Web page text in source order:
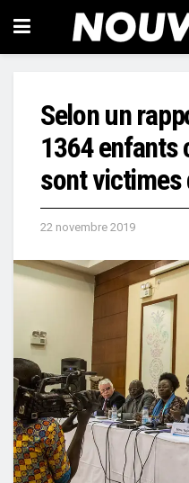
Selon un
1364
sont victimes
22 novembre 2019